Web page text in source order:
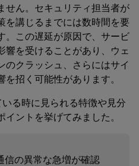
せん。セキュリティ担当者が
を講じるまでには数時間を要
。この遅延が原因で、サービ
響を受けることがあり、ウェ
のクラッシュ、さらにはサイ
を招く可能性があります。
る時に見られる特徴や見分
ントを挙げてみました。
信の異常な急増が確認